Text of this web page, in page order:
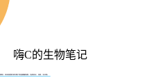
嗨C的生物笔记